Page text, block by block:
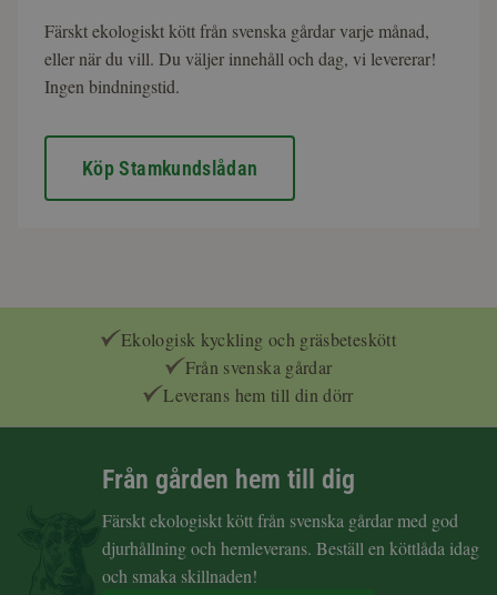
Färskt ekologiskt kött från svenska gårdar varje månad,
eller när du vill. Du väljer innehåll och dag, vi levererar!
Ingen bindningstid.
Köp Stamkundslådan
Ekologisk kyckling och gräsbeteskött
Från svenska gårdar
Leverans hem till din dörr
Från gården hem till dig
Färskt ekologiskt kött från svenska gårdar med god
djurhållning och hemleverans. Beställ en köttlåda idag
och smaka skillnaden!